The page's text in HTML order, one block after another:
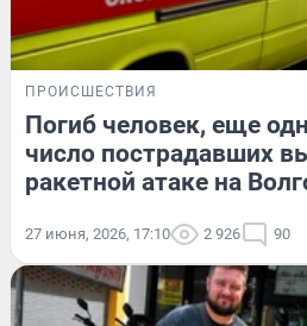
ПРОИСШЕСТВИЯ
Погиб человек, еще
число пострадавших
ракетной атаке на
27 июня, 2026, 17:10 2 926 90